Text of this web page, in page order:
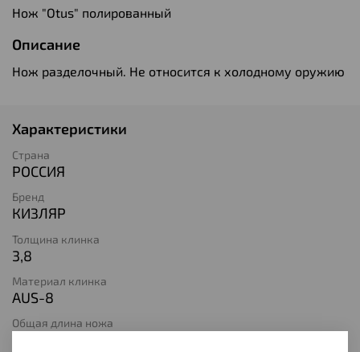
Нож "Otus" полированный
Описание
Нож разделочный. Не относится к холодному оружию
Характеристики
Страна
РОССИЯ
Бренд
КИЗЛЯР
Толщина клинка
3,8
Материал клинка
AUS-8
Общая длина ножа